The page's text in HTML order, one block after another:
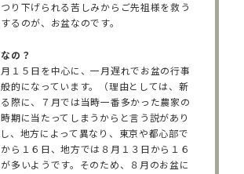
り下げられる苦しみからご先祖様を救う
るのが、お盆なのです。
の？
１５日を中心に、一月遅れでお盆の行事
的になっています。（理由としては、新
際に、７月では当時一番多かった農家の
期に当たってしまうからと言う説があり
、地方によって異なり、東京や都心部で
ら１６日、地方では８月１３日から１６
多いようです。そのため、８月のお盆に